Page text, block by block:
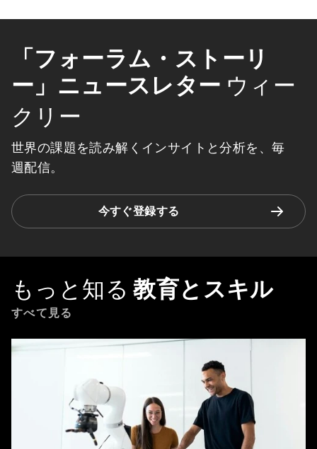
「フォーラム・ストーリ
ー」ニュースレター ウィー
クリー
世界の課題を読み解くインサイトと分析を、毎
週配信。
今すぐ登録する
もっと知る 教育とスキル
すべて見る